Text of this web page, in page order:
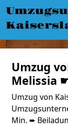
Umzug
Melissia
Umzug von
Min. ➨